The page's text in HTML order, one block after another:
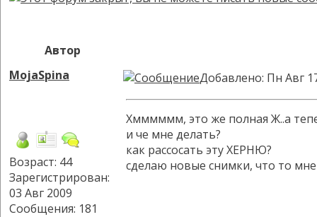
Автор
MojaSpina
Возраст: 44
Зарегистрирован:
03 Авг 2009
Сообщения: 181
Добавлено: Пн Авг
Хмммммм, это же полная Ж..а
и че мне делать?
как рассосать эту ХЕРНЮ?
сделаю новые снимки, что то